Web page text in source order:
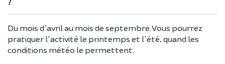
Du mois d'avril au mois de septembre. Vous pourrez
pratiquer l'activité le printemps et l'été, quand les
conditions météo le permettent.